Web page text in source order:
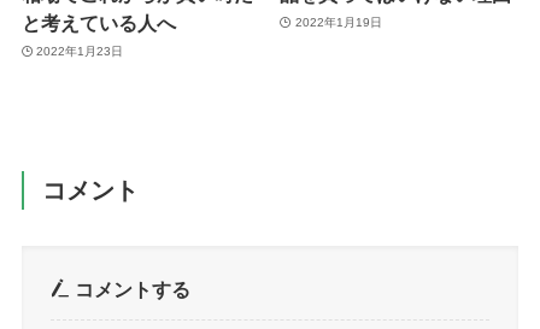
と考えている人へ
2022年1月23日
2022年1月19日
コメント
コメントする